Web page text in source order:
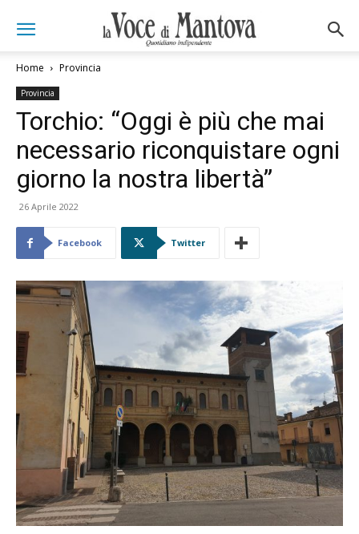
Home Provincia
Provincia
Torchio: “Oggi è più che mai
necessario riconquistare ogni
giorno la nostra libertà”
26 Aprile 2022
Facebook Twitter